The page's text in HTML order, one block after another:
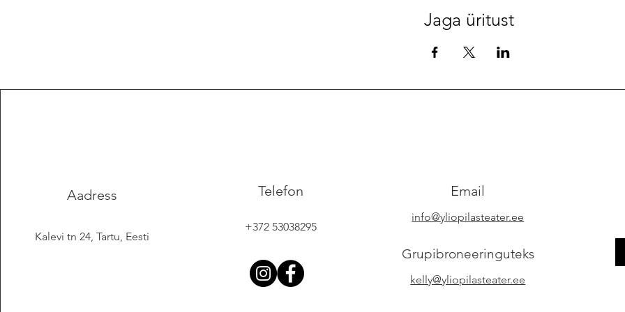
Jaga üritust
Aadress
Kalevi tn 24, Tartu, Eesti
Telefon
+372 53038295
Email
info@yliopilasteater.ee
Grupibroneeringuteks
kelly@yliopilasteater.ee